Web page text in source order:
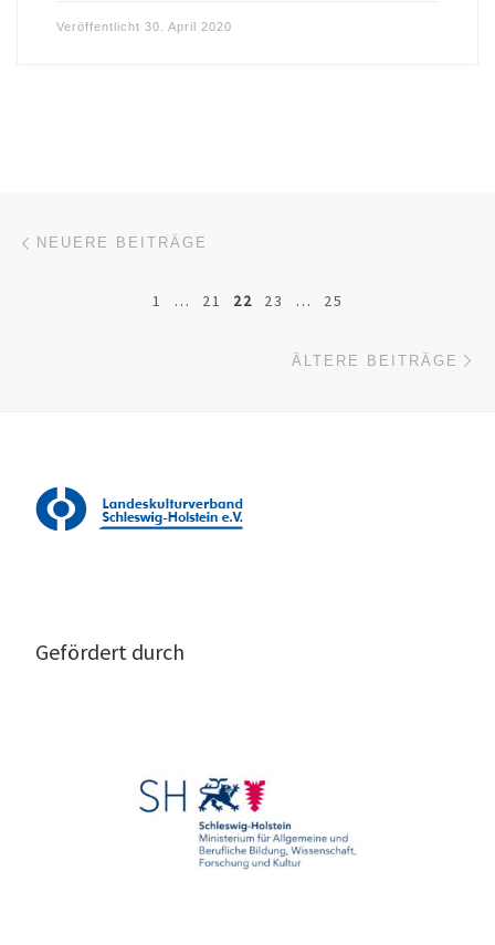
Veröffentlicht 30. April 2020
Beitragsnavigation
NEUERE BEITRÄGE
1 … 21 22 23 … 25
ÄLTERE BEITRÄGE
Gefördert durch